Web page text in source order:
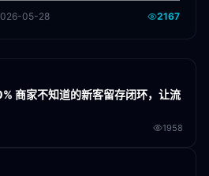
05-28 2167
商家不知道的新客留存闭环，让流
1958